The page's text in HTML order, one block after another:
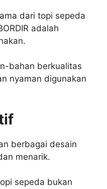
dari topi sepeda
adalah
bahan berkualitas
nyaman digunakan
berbagai desain
menarik.
sepeda bukan